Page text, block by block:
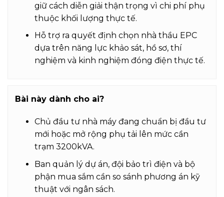
giữ cách diễn giải thận trọng vì chi phí phụ
thuộc khối lượng thực tế.
Hỗ trợ ra quyết định chọn nhà thầu EPC
dựa trên năng lực khảo sát, hồ sơ, thí
nghiệm và kinh nghiệm đóng điện thực tế.
Bài này dành cho ai?
Chủ đầu tư nhà máy đang chuẩn bị đầu tư
mới hoặc mở rộng phụ tải lên mức cần
trạm 3200kVA.
Ban quản lý dự án, đội bảo trì điện và bộ
phận mua sắm cần so sánh phương án kỹ
thuật với ngân sách.